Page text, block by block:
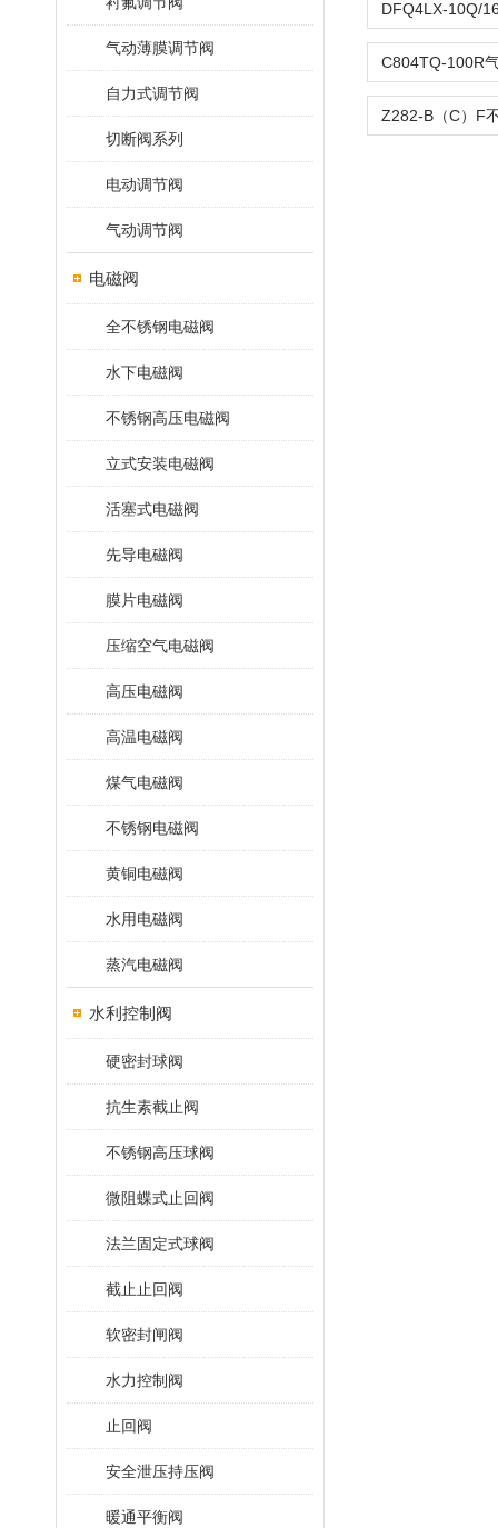
气动薄膜调节阀
自力式调节阀
切断阀系列
电动调节阀
气动调节阀
电磁阀
全不锈钢电磁阀
水下电磁阀
不锈钢高压电磁阀
立式安装电磁阀
活塞式电磁阀
先导电磁阀
膜片电磁阀
压缩空气电磁阀
高压电磁阀
高温电磁阀
煤气电磁阀
不锈钢电磁阀
黄铜电磁阀
水用电磁阀
蒸汽电磁阀
水利控制阀
硬密封球阀
抗生素截止阀
不锈钢高压球阀
微阻蝶式止回阀
法兰固定式球阀
截止止回阀
软密封闸阀
水力控制阀
止回阀
安全泄压持压阀
暖通平衡阀